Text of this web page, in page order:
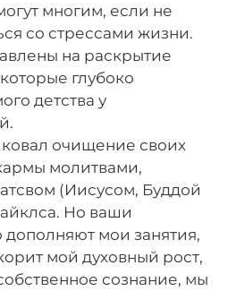
многим, если не
со стрессами жизни.
на раскрытие
глубоко
детства у
очищение своих
молитвами,
(Иисусом, Буддой
Но ваши
мои занятия,
мой духовный рост,
сознание, мы